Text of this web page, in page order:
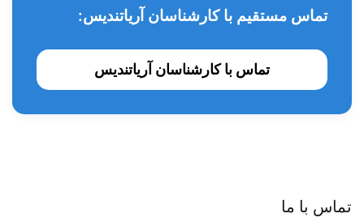
تماس مستقیم با کارشناسان آریاتندیس:
تماس با کارشناسان آریاتندیس
تماس با ما